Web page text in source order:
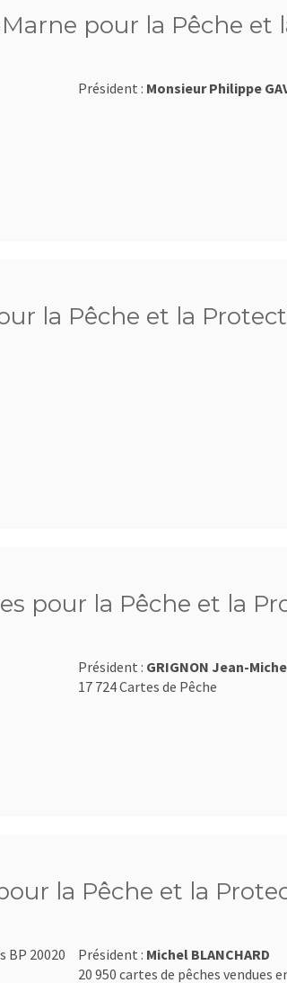
pour la Pêche et
Président : Monsieur Philippe
la Pêche et la
pour la Pêche et la
Président : GRIGNON Jean-
17 724 Cartes de Pêche
la Pêche et la
BP 20020
Président : Michel BLANCHARD
20 950 cartes de pêches vendues